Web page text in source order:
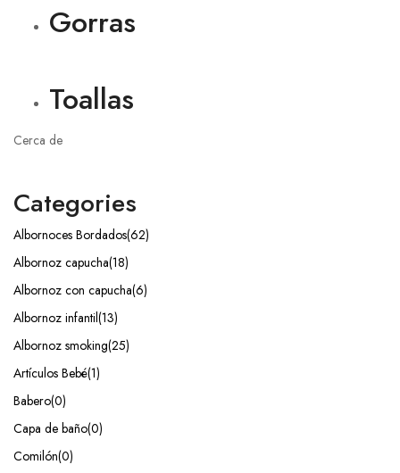
Gorras
Toallas
Cerca de
Categories
Albornoces Bordados(62)
Albornoz capucha(18)
Albornoz con capucha(6)
Albornoz infantil(13)
Albornoz smoking(25)
Artículos Bebé(1)
Babero(0)
Capa de baño(0)
Comilón(0)